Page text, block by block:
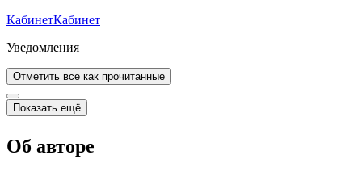
КабинетКабинет
Уведомления
Отметить все как прочитанные
Показать ещё
Об авторе